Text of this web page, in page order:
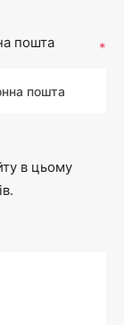
пошта *
в цьому